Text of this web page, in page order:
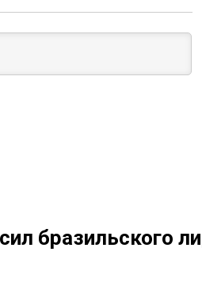
бразильского